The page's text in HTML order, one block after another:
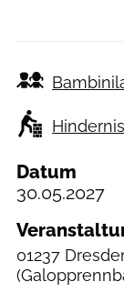
Datum
30.05.2027
01237